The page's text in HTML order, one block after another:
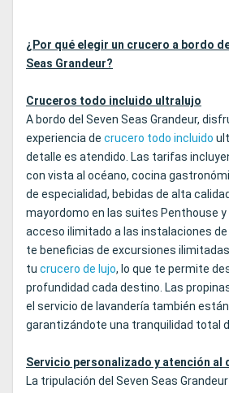
¿Por qué elegir un crucero a bordo
Seas Grandeur?
Cruceros todo incluido ultralujo
A bordo del Seven Seas Grandeur,
experiencia de crucero todo incluido
detalle es atendido. Las tarifas
con vista al océano, cocina
de especialidad, bebidas de alta
mayordomo en las suites Penthouse
acceso ilimitado a las instalaciones
te beneficias de excursiones
tu crucero de lujo, lo que te permite
profundidad cada destino. Las
el servicio de lavandería también
garantizándote una tranquilidad total
Servicio personalizado y atención al
La tripulación del Seven Seas